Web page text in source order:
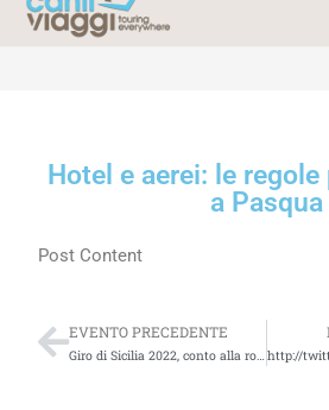
> Hotel e aerei: le regole per viaggiare a
Hotel e aerei: le
a Pasqua
Post Content
EVENTO PRECEDENTE
Giro di Sicilia 2022, conto alla rovescia, tutti alla caccia di NibaliTalkwalker Alert: 50 results for [turismo]